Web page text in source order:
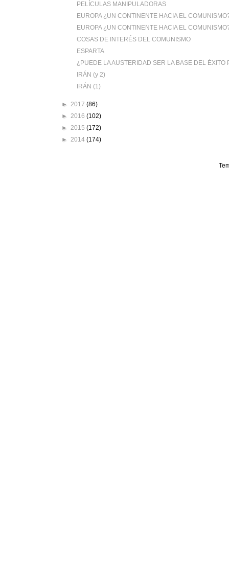
PELÍCULAS MANIPULADORAS
EUROPA ¿UN CONTINENTE HACIA EL
EUROPA ¿UN CONTINENTE HACIA EL
COSAS DE INTERÉS DEL COMUNISMO
ESPARTA
¿PUEDE LA AUSTERIDAD SER LA BASE DEL ÉXITO
IRÁN (y 2)
IRÁN (1)
► 2017 (86)
► 2016 (102)
► 2015 (172)
► 2014 (174)